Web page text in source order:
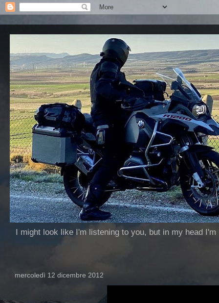
I might look like I'm listening to you, but in my head
mercoledì 12 dicembre 2012